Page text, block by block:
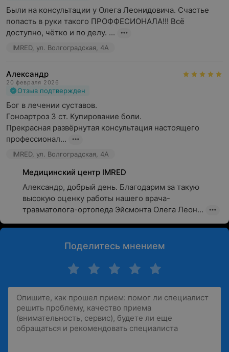
Были на консультации у Олега Леонидовича. Счастье
попасть в руки такого ПРОФФЕСИОНАЛА!!! Всё
доступно, чётко и по делу. ...
IMRED, ул. Волгоградская, 4А
Александр
20 февраля 2026
Отзыв подтвержден
Бог в лечении суставов.
Гоноартроз 3 ст. Купирование боли.
Прекрасная развёрнутая консультация настоящего
профессионал...
IMRED, ул. Волгоградская, 4А
Медицинский центр IMRED
Александр, добрый день. Благодарим за такую
высокую оценку работы нашего врача-
травматолога-ортопеда Эйсмонта Олега Леон...
Поделитесь мнением